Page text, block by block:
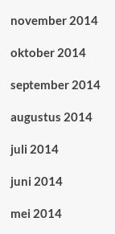
november 2014
oktober 2014
september 2014
augustus 2014
juli 2014
juni 2014
mei 2014